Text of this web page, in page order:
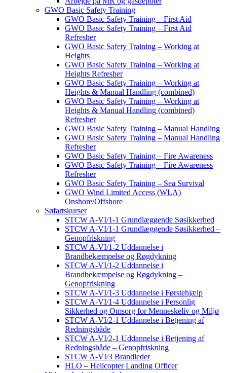
GWO Basic Safety Training
GWO Basic Safety Training – First Aid
GWO Basic Safety Training – First Aid
Refresher
GWO Basic Safety Training – Working at
Heights
GWO Basic Safety Training – Working at
Heights Refresher
GWO Basic Safety Training – Working at
Heights & Manual Handling (combined)
GWO Basic Safety Training – Working at
Heights & Manual Handling (combined)
Refresher
GWO Basic Safety Training – Manual Handling
GWO Basic Safety Training – Manual Handling
Refresher
GWO Basic Safety Training – Fire Awareness
GWO Basic Safety Training – Fire Awareness
Refresher
GWO Basic Safety Training – Sea Survival
GWO Wind Limited Access (WLA)
Onshore/Offshore
Søfartskurser
STCW A-VI/1-1 Grundlæggende Søsikkerhed
STCW A-VI/1-1 Grundlæggende Søsikkerhed –
Genopfriskning
STCW A-VI/1-2 Uddannelse i
Brandbekæmpelse og Røgdykning
STCW A-VI/1-2 Uddannelse i
Brandbekæmpelse og Røgdykning –
Genopfriskning
STCW A-VI/1-3 Uddannelse i Førstehjælp
STCW A-VI/1-4 Uddannelse i Personlig
Sikkerhed og Omsorg for Menneskeliv og Miljø
STCW A-VI/2-1 Uddannelse i Betjening af
Redningsbåde
STCW A-VI/2-1 Uddannelse i Betjening af
Redningsbåde – Genopfriskning
STCW A-VI/3 Brandleder
HLO – Helicopter Landing Officer